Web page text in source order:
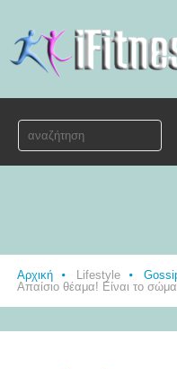
Αρχική Lifestyle
Απαίσιο θέαμα! Είναι το